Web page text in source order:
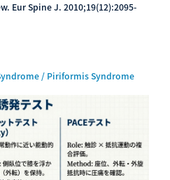
Eur Spine J. 2010;19(12):2095-
/ Piriformis Syndrome